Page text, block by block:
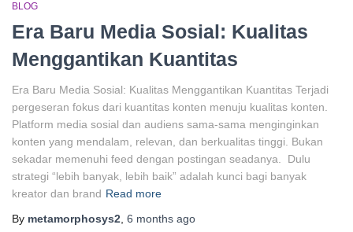
BLOG
Era Baru Media Sosial: Kualitas
Menggantikan Kuantitas
Era Baru Media Sosial: Kualitas Menggantikan Kuantitas Terjadi
pergeseran fokus dari kuantitas konten menuju kualitas konten.
Platform media sosial dan audiens sama-sama menginginkan
konten yang mendalam, relevan, dan berkualitas tinggi. Bukan
sekadar memenuhi feed dengan postingan seadanya. Dulu
strategi “lebih banyak, lebih baik” adalah kunci bagi banyak
kreator dan brand Read more
By metamorphosys2 6 months ago